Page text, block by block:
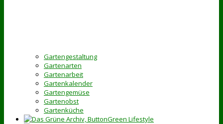
Gartengestaltung
Gartenarten
Gartenarbeit
Gartenkalender
Gartengemüse
Gartenobst
Gartenküche
Green Lifestyle